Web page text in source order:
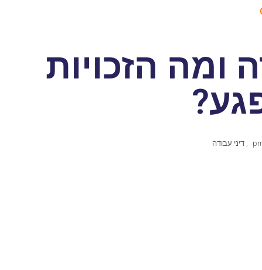
ומה הזכויות
, דיני עבודה